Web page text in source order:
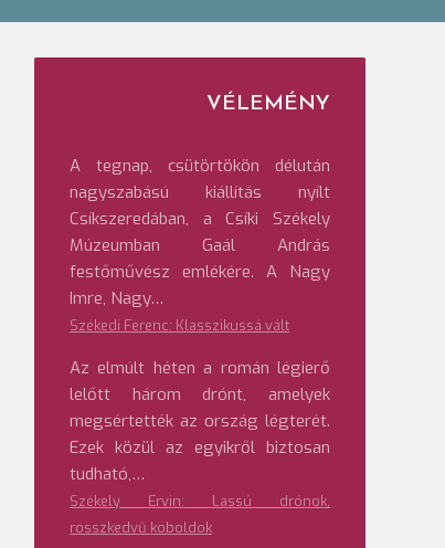
VÉLEMÉNY
A tegnap, csütörtökön délután
nagyszabású kiállítás nyílt
Csíkszeredában, a Csíki Székely
Múzeumban Gaál András
festőművész emlékére. A Nagy
Imre, Nagy…
Székedi Ferenc: Klasszikussá vált
Az elmúlt héten a román légierő
lelőtt három drónt, amelyek
megsértették az ország légterét.
Ezek közül az egyikről biztosan
tudható,…
Székely Ervin: Lassú drónok,
rosszkedvű koboldok